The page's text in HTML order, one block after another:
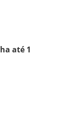
até 1